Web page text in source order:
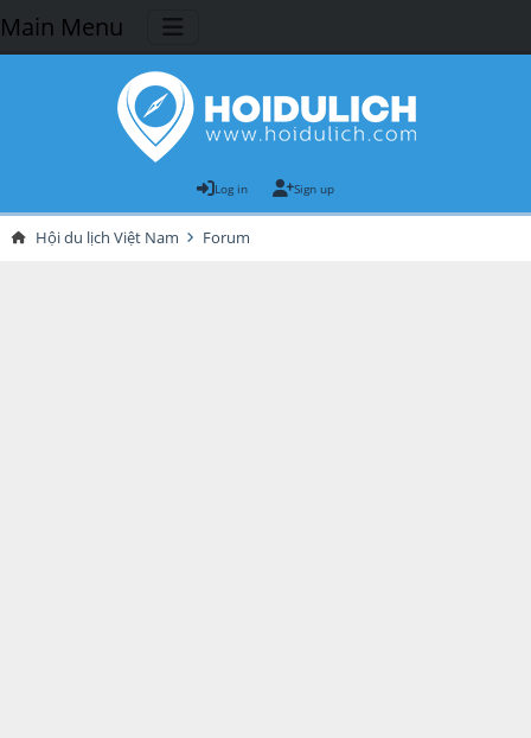
Main Menu
Log in Sign up
Hội du lịch Việt Nam Forum